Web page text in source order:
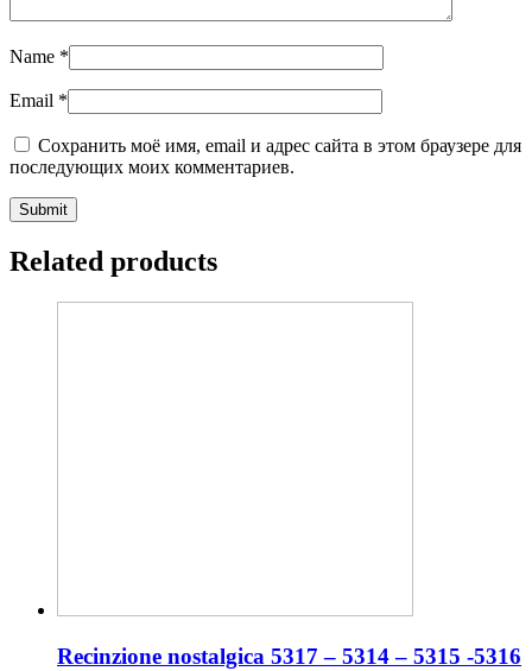
Name *
Email *
Сохранить моё имя, email и адрес сайта в этом браузере для
последующих моих комментариев.
Related products
Recinzione nostalgica 5317 – 5314 – 5315 -5316